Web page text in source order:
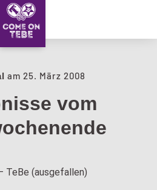
am 25. März 2008
vom
TeBe (ausgefallen)